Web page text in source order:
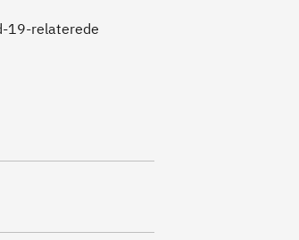
19-relaterede